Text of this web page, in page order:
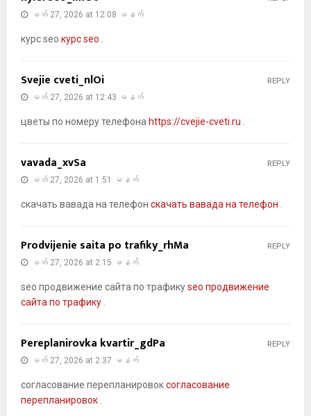
မတ် 27, 2026 at 12:08 မနက်
курс seo курс seo
Svejie cveti_nlOi
မတ် 27, 2026 at 12:43 မနက်
цветы по номеру телефона https://cvejie-cveti.ru
REPLY
vavada_xvSa
မတ် 27, 2026 at 1:51 မနက်
скачать вавада на телефон скачать вавада на телефон
REPLY
Prodvijenie saita po trafiky_rhMa
မတ် 27, 2026 at 2:15 မနက်
seo продвижение сайта по трафикуseo продвижение
сайта по трафику
REPLY
Pereplanirovka kvartir_gdPa
မတ် 27, 2026 at 2:37 မနက်
согласование перепланировоксогласование
перепланировок
REPLY